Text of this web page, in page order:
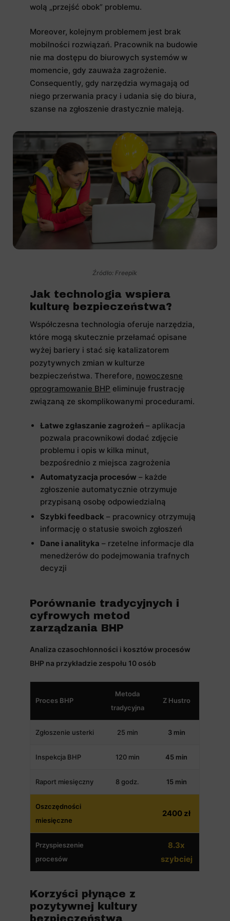
wolą „przejść obok” problemu.
Moreover, kolejnym problemem jest brak
mobilności rozwiązań. Pracownik na budowie
nie ma dostępu do biurowych systemów w
momencie, gdy zauważa zagrożenie.
Consequently, gdy narzędzia wymagają od
niego przerwania pracy i udania się do biura,
szanse na zgłoszenie drastycznie maleją.
Źródło: Freepik
Jak technologia wspiera
kulturę bezpieczeństwa?
Współczesna technologia oferuje narzędzia,
które mogą skutecznie przełamać opisane
wyżej bariery i stać się katalizatorem
pozytywnych zmian w kulturze
bezpieczeństwa. Therefore, nowoczesne
oprogramowanie BHP eliminuje frustrację
związaną ze skomplikowanymi procedurami.
Łatwe zgłaszanie zagrożeń – aplikacja
pozwala pracownikowi dodać zdjęcie
problemu i opis w kilka minut,
bezpośrednio z miejsca zagrożenia
Automatyzacja procesów – każde
zgłoszenie automatycznie otrzymuje
przypisaną osobę odpowiedzialną
Szybki feedback – pracownicy otrzymują
informację o statusie swoich zgłoszeń
Dane i analityka – rzetelne informacje dla
menedżerów do podejmowania trafnych
decyzji
Porównanie tradycyjnych i
cyfrowych metod
zarządzania BHP
Analiza czasochłonności i kosztów procesów
BHP na przykładzie zespołu 10 osób
Proces BHP
Metoda
tradycyjna
Z Hustro
Zgłoszenie usterki 25 min 3 min
Inspekcja BHP 120 min 45 min
Raport miesięczny 8 godz. 15 min
Oszczędności
miesięczne
2400 zł
Przyspieszenie
procesów
8.3x
szybciej
Korzyści płynące z
pozytywnej kultury
bezpieczeństwa